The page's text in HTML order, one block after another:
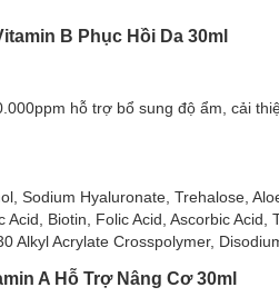
B Phục Hồi Da 30ml
hỗ trợ bổ sung độ ẩm, cải
Sodium Hyaluronate, Trehalose,
Biotin, Folic Acid, Ascorbic Acid,
Alkyl Acrylate Crosspolymer,
A Hỗ Trợ Nâng Cơ 30ml